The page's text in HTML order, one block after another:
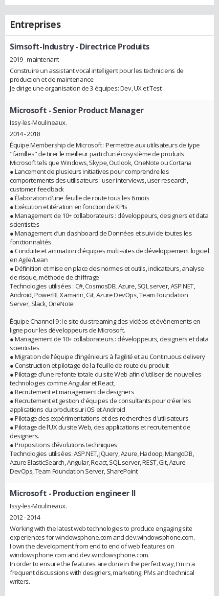
Entreprises
Simsoft-Industry- Directrice Produits
2019 - maintenant
Construire un assistant vocal intelligent pour les techniciens de
production et de maintenance
Je dirige une organisation de 3 équipes: Dev, UX et Test
Microsoft - Senior Product Manager
Issy-les-Moulineaux.
2014 - 2018
Équipe Membership de Microsoft : Permettre aux utilisateurs de type
"familles" de tirer le meilleur parti d'un écosystème de produits
Microsoft tels que Windows, Skype, Outlook, OneNote ou Cortana
● Lancement de plusieurs initiatives pour comprendre les
comportements des utilisateurs : user interviews, user research,
customer feedback
● Élaboration d’une feuille de route tous les 6 mois
● Exécution et itération en fonction de KPIs
● Management de 10+ collaborateurs : développeurs, designers et data
scientistes
● Management d’un dashboard de Données et suivi de toutes les
fonctionnalités
● Conduite et animation d'équipes multi-sites de développement logiciel
en Agile/Lean
● Définition et mise en place des normes et outils, indicateurs, analyse
de risque, méthode de chiffrage
Technologies utilisées : C#, CosmosDB, Azure, SQL server, ASP.NET,
Android, PowerBI, Xamarin, Git, Azure DevOps, Team Foundation
Server, Slack, OneNote
Équipe Channel 9 : le site du streaming des vidéos et évènements en
ligne pour les développeurs de Microsoft.
● Management de 10+ collaborateurs : développeurs, designers et data
scientistes
● Migration de l'équipe d’ingénieurs à l’agilité et au Continuous delivery
● Construction et pilotage de la feuille de route du produit
● Pilotage d’une refonte totale du site Web afin d’utiliser de nouvelles
technologies comme Angular et React,
● Recrutement et management de designers
● Recrutement et gestion d'équipes de consultants pour créer les
applications du produit sur iOS et Android
● Pilotage des expérimentations et des recherches d'utilisateurs
● Pilotage de l’UX du site Web, des applications et recrutement de
designers.
● Propositions d’évolutions techniques
Technologies utilisées: ASP.NET, JQuery, Azure, Hadoop, MangoDB,
Azure ElasticSearch, Angular, React, SQL server, REST, Git, Azure
DevOps, Team Foundation Server, SharePoint
Microsoft - Production engineer II
Issy-les-Moulineaux.
2012 - 2014
Working with the latest web technologies to produce engaging site
experiences for windowsphone.com and dev.windowsphone.com.
I own the development from end to end of web features on
windowsphone.com and dev.windowsphone.com.
In order to ensure the features are done in the perfect way, I'm in a
frequent discussions with designers, marketing, PMs and technical
writers.